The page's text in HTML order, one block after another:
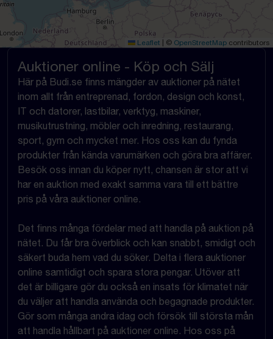
Leaflet © OpenStreetMap contributors
Auktioner online - Köp och Sälj
Här på Budi.se finns mängder av auktioner på nätet
inom allt från entreprenad, fordon, design och konst,
IT och datorer, lastbilar, verktyg, maskiner,
musikutrustning, möbler och inredning, restaurang,
sport, gym och mycket mer. Hos oss kan du fynda
produkter från kända varumärken och göra bra affärer.
Besök oss innan du köper nytt, chansen är stor att vi
har en auktion med exakt samma vara till ett bättre
pris på våra auktioner online.
Det finns många fördelar med att handla på auktion på
nätet. Du får bra överblick och kan snabbt, smidigt och
säkert buda hem vad du söker. Delta i flera auktioner
online samtidigt och spara stora pengar. Utöver att
det är billigare gör du också en insats för klimatet när
du väljer att handla använda och begagnade produkter.
Gör som många andra idag och försök till största mån
att handla hållbart på auktioner online. Hos oss på